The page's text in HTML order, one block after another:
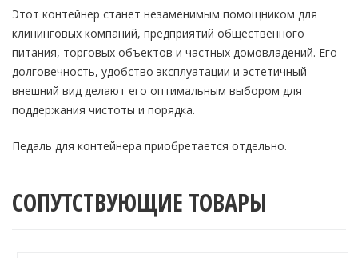
Этот контейнер станет незаменимым помощником для
клининговых компаний, предприятий общественного
питания, торговых объектов и частных домовладений. Его
долговечность, удобство эксплуатации и эстетичный
внешний вид делают его оптимальным выбором для
поддержания чистоты и порядка.
Педаль для контейнера приобретается отдельно.
СОПУТСТВУЮЩИЕ ТОВАРЫ